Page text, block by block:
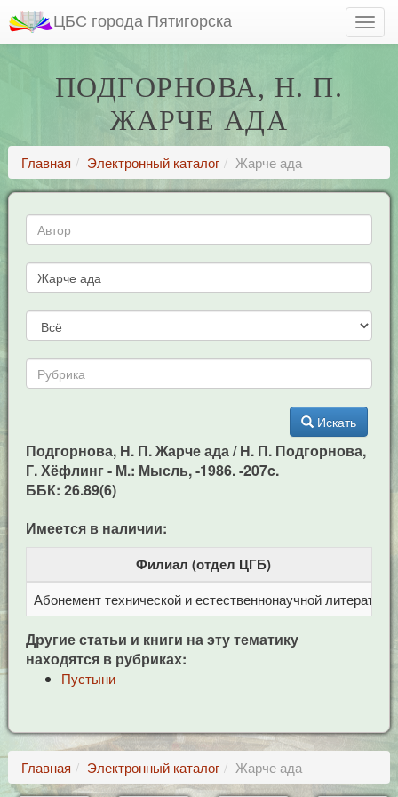
ЦБС города Пятигорска
ПОДГОРНОВА, Н. П.
ЖАРЧЕ АДА
Главная Электронный каталог Жарче ада
Искать
Подгорнова, Н. П. Жарче ада / Н. П. Подгорнова,
Г. Хёфлинг - М.: Мысль, -1986. -207c.
ББК: 26.89(6)
Имеется в наличии:
Филиал (отдел ЦГБ)
Абонемент технической и естественнонаучной литерат
Другие статьи и книги на эту тематику
находятся в рубриках:
Пустыни
Главная Электронный каталог Жарче ада